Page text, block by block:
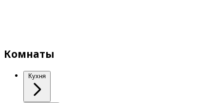
Комнаты
Кухня